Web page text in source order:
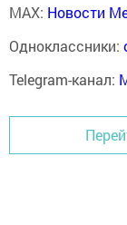
MAX: Новости
Одноклассники:
Telegram-канал: